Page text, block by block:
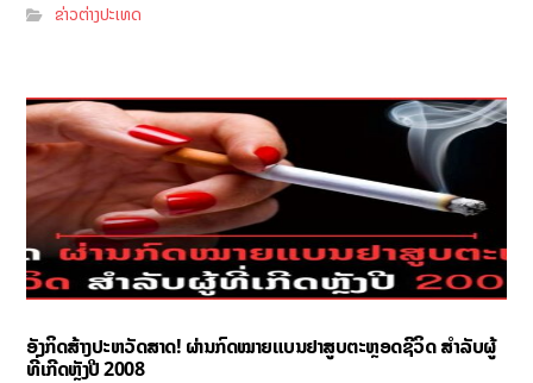
ຂ່າວຕ່າງປະເທດ
ອັງກິດສ້າງປະຫວັດສາດ! ຜ່ານກົດໝາຍແບນຢາສູບຕະຫຼອດຊີວິດ ສຳລັບຜູ້
ທີ່ເກີດຫຼັງປີ 2008